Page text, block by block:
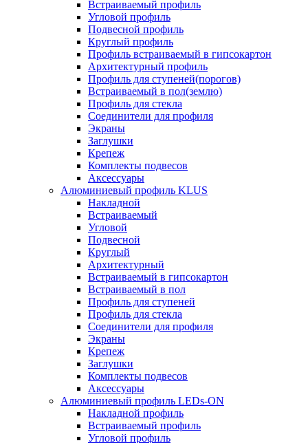
Встраиваемый профиль
Угловой профиль
Подвесной профиль
Круглый профиль
Профиль встраиваемый в гипсокартон
Архитектурный профиль
Профиль для ступеней(порогов)
Встраиваемый в пол(землю)
Профиль для стекла
Соединители для профиля
Экраны
Заглушки
Крепеж
Комплекты подвесов
Аксессуары
Алюминиевый профиль KLUS
Накладной
Встраиваемый
Угловой
Подвесной
Круглый
Архитектурный
Встраиваемый в гипсокартон
Встраиваемый в пол
Профиль для ступеней
Профиль для стекла
Соединители для профиля
Экраны
Крепеж
Заглушки
Комплекты подвесов
Аксессуары
Алюминиевый профиль LEDs-ON
Накладной профиль
Встраиваемый профиль
Угловой профиль